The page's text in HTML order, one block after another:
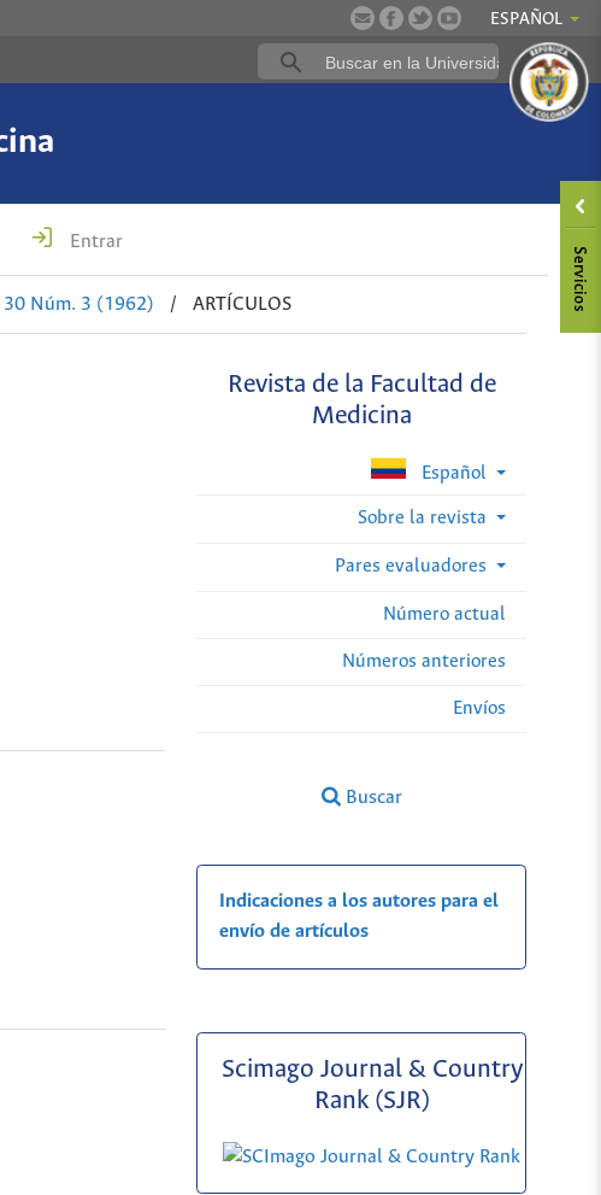
ESPAÑOL
Entrar
Núm. 3 (1962) / ARTÍCULOS
Revista de la Facultad de
Medicina
Español
Sobre la revista
Pares evaluadores
Número actual
Números anteriores
Envíos
Buscar
Indicaciones a los autores para el
envío de artículos
Scimago Journal & Country
Rank (SJR)